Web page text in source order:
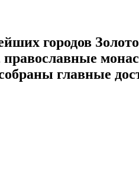
городов
главные